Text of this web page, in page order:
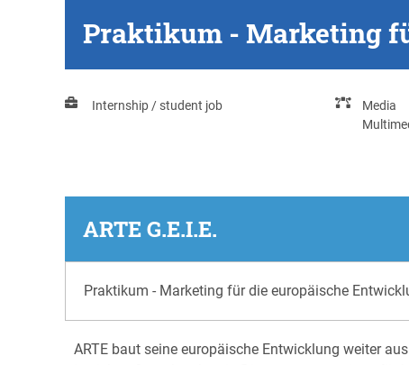
Praktikum - Marketing
Internship / student job
Media
ARTE G.E.I.E.
Praktikum - Marketing für die europäische
ARTE baut seine europäische Entwicklung weiter